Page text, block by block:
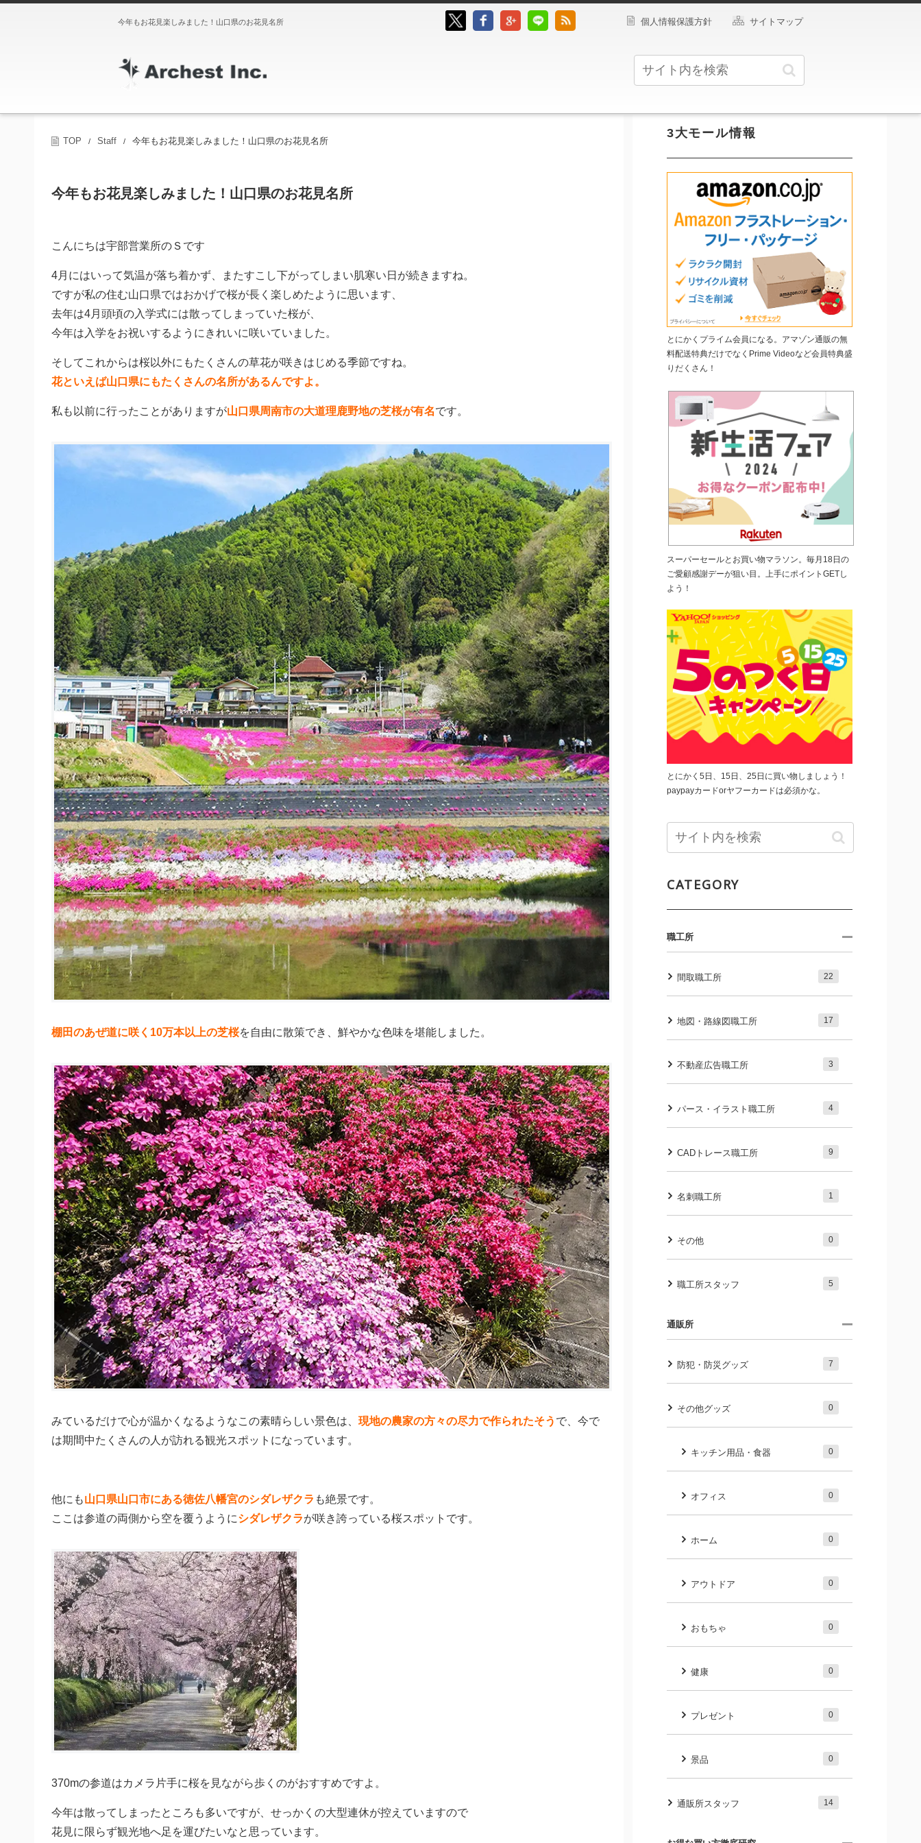
今年もお花見楽しみました！山口県のお花見名所 個人情報保護方針 サイトマップ
TOP / Staff / 今年もお花見楽しみました！山口県のお花見名所
今年もお花見楽しみました！山口県のお花見名所
こんにちは宇部営業所のＳです
4月にはいって気温が落ち着かず、またすこし下がってしまい肌寒い日が続きますね。
ですが私の住む山口県ではおかげで桜が長く楽しめたように思います、
去年は4月頭頃の入学式には散ってしまっていた桜が、
今年は入学をお祝いするようにきれいに咲いていました。
そしてこれからは桜以外にもたくさんの草花が咲きはじめる季節ですね。
花といえば山口県にもたくさんの名所があるんですよ。
私も以前に行ったことがありますが山口県周南市の大道理鹿野地の芝桜が有名です。
棚田のあぜ道に咲く10万本以上の芝桜を自由に散策でき、鮮やかな色味を堪能しました。
みているだけで心が温かくなるようなこの素晴らしい景色は、現地の農家の方々の尽力で作られたそう で、今で
は期間中たくさんの人が訪れる観光スポットになっています。
他にも山口県山口市にある徳佐八幡宮のシダレザクラ も絶景です。
ここは参道の両側から空を覆うようにシダレザクラが咲き誇っている桜スポットです。
370mの参道はカメラ片手に桜を見ながら歩くのがおすすめですよ。
今年は散ってしまったところも多いですが、せっかくの大型連休が控えていますので
花見に限らず観光地へ足を運びたいなと思っています。
3大モール情報
とにかくプライム会員になる。アマゾン通販の無
料配送特典だけでなくPrime Videoなど会員特典盛
りだくさん！
スーパーセールとお買い物マラソン。毎月18日の
ご愛顧感謝デーが狙い目。上手にポイントGETし
よう！
とにかく5日、15日、25日に買い物しましょう！
paypayカードorヤフーカードは必須かな。
CATEGORY
職工所
間取職工所 22
地図・路線図職工所 17
不動産広告職工所 3
パース・イラスト職工所 4
CADトレース職工所 9
名刺職工所 1
その他 0
職工所スタッフ 5
通販所
防犯・防災グッズ 7
その他グッズ 0
キッチン用品・食器 0
オフィス 0
ホーム 0
アウトドア 0
おもちゃ 0
健康 0
プレゼント 0
景品 0
通販所スタッフ 14